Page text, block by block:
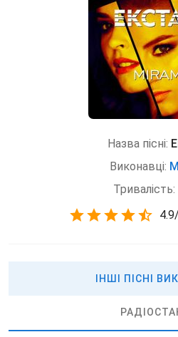
Назва пісні:
Виконавці:
Тривалість:
4.9/
ІНШІ ПІСНІ